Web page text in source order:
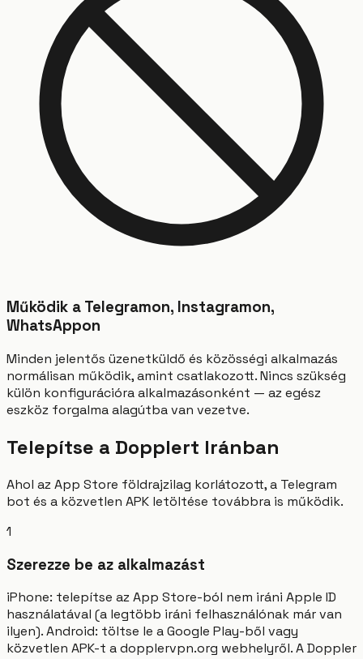
Működik a Telegramon, Instagramon,
WhatsAppon
Minden jelentős üzenetküldő és közösségi alkalmazás
normálisan működik, amint csatlakozott. Nincs szükség
külön konfigurációra alkalmazásonként — az egész
eszköz forgalma alagútba van vezetve.
Telepítse a Dopplert Iránban
Ahol az App Store földrajzilag korlátozott, a Telegram
bot és a közvetlen APK letöltése továbbra is működik.
1
Szerezze be az alkalmazást
iPhone: telepítse az App Store-ból nem iráni Apple ID
használatával (a legtöbb iráni felhasználónak már van
ilyen). Android: töltse le a Google Play-ből vagy
közvetlen APK-t a dopplervpn.org webhelyről. A Doppler